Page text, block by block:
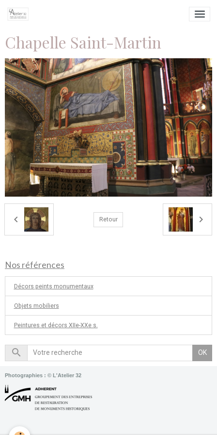
Chapelle Saint-Martin
Retour
Nos références
Décors peints monumentaux
Objets mobiliers
Peintures et décors XIIe-XXe s.
OK
Photographies : © L'Atelier 32